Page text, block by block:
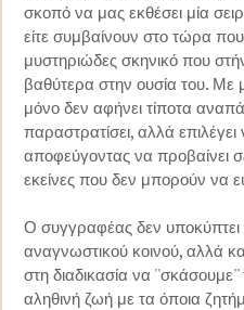
σκοπό να μας εκθέσει μία
είτε συμβαίνουν στο τώρα
μυστηριώδες σκηνικό που
βαθύτερα στην ουσία του. Με
μόνο δεν αφήνει τίποτα
παραστρατίσει, αλλά
αποφεύγοντας να προβαίνει
εκείνες που δεν μπορούν να
Ο συγγραφέας δεν υποκύπτει
αναγνωστικού κοινού, αλλά
στη διαδικασία να
αληθινή ζωή με τα όποια